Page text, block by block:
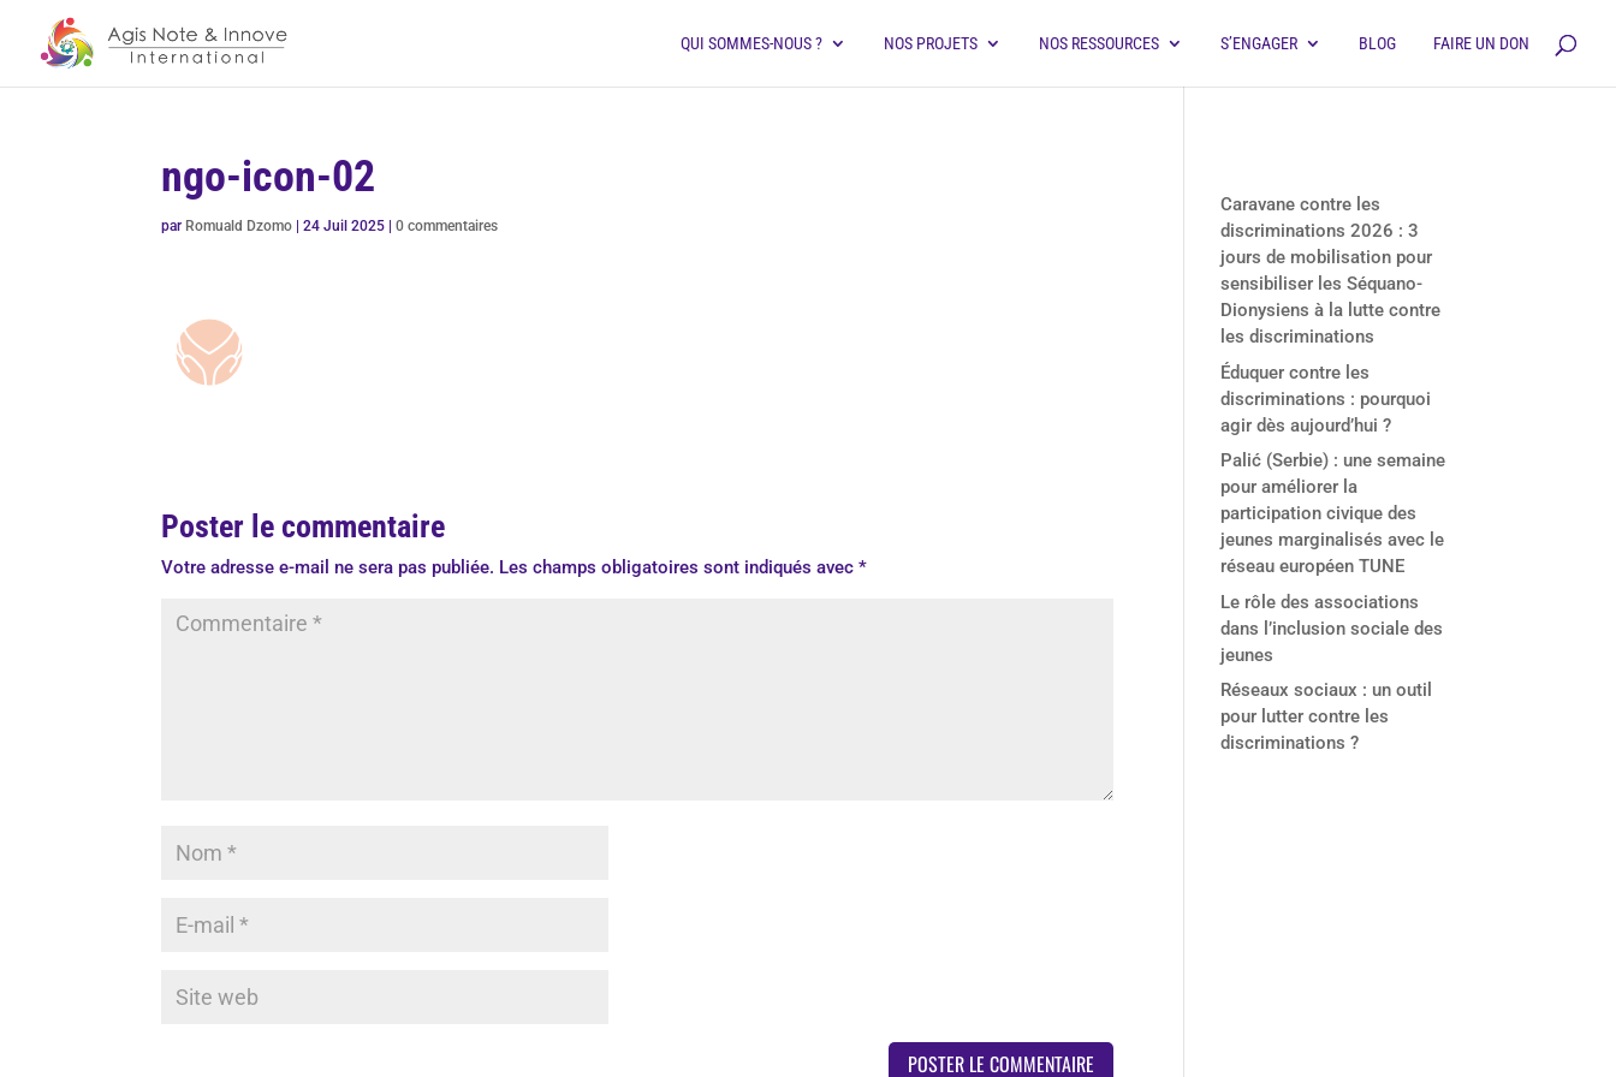
QUI SOMMES-NOUS ? NOS PROJETS NOS RESSOURCES S’ENGAGER BLOG FAIRE UN DON
ngo-icon-02
par Romuald Dzomo |24 Juil 2025 |0 commentaires
Poster le commentaire
Votre adresse e-mail ne sera pas publiée. Les champs obligatoires sont indiqués avec*
Caravane contre les
discriminations 2026 : 3
jours de mobilisation pour
sensibiliser les Séquano-
Dionysiens à la lutte contre
les discriminations
Éduquer contre les
discriminations : pourquoi
agir dès aujourd’hui ?
Palić (Serbie) : une semaine
pour améliorer la
participation civique des
jeunes marginalisés avec le
réseau européen TUNE
Le rôle des associations
dans l’inclusion sociale des
jeunes
Réseaux sociaux : un outil
pour lutter contre les
discriminations ?